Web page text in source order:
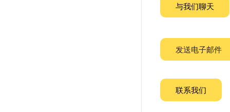
与我们聊天
发送电子邮件
联系我们